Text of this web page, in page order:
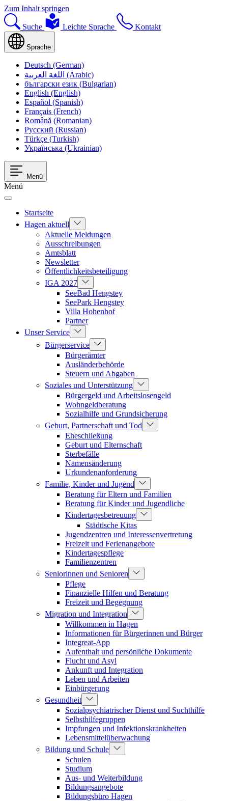
Zum Inhalt springen
Suche Leichte Sprache Kontakt
Sprache
Deutsch (German)
اللغة العربية (Arabic)
български език (Bulgarian)
English (English)
Español (Spanish)
Français (French)
Română (Romanian)
Русский (Russian)
Türkçe (Turkish)
Українська (Ukrainian)
Menü
Menü
Startseite
Hagen aktuell
Aktuelle Meldungen
Ausschreibungen
Amtsblatt
Newsletter
Öffentlichkeitsbeteiligung
IGA 2027
SeeBad Hengstey
SeePark Hengstey
Villa Hohenhof
Partner
Unser Service
Bürgerservice
Bürgerämter
Ausländerbehörde
Steuern und Abgaben
Soziales und Unterstützung
Bürgergeld und Arbeitslosengeld
Wohngeldberatung
Sozialhilfe und Grundsicherung
Geburt, Partnerschaft und Tod
Eheschließung
Geburt und Elternschaft
Sterbefälle
Namensänderung
Urkundenanforderung
Familie, Kinder und Jugend
Beratung für Eltern und Familien
Beratung für Kinder und Jugendliche
Kindertagesbetreuung
Städtische Kitas
Jugendzentren und Interessenvertretung
Freizeit und Ferienangebote
Kindertagespflege
Familienzentren
Seniorinnen und Senioren
Pflege
Finanzielle Hilfen und Beratung
Freizeit und Begegnung
Migration und Integration
Willkommen in Hagen
Informationen für Bürgerinnen und Bürger
Integreat-App
Aufenthalt und persönliche Dokumente
Flucht und Asyl
Ankunft und Integration
Leben und Arbeiten
Einbürgerung
Gesundheit
Sozialpsychiatrischer Dienst und Suchthilfe
Selbsthilfegruppen
Impfungen und Infektionskrankheiten
Lebensmittelüberwachung
Bildung und Schule
Schulen
Studium
Aus- und Weiterbildung
Bildungsangebote
Bildungsbüro Hagen